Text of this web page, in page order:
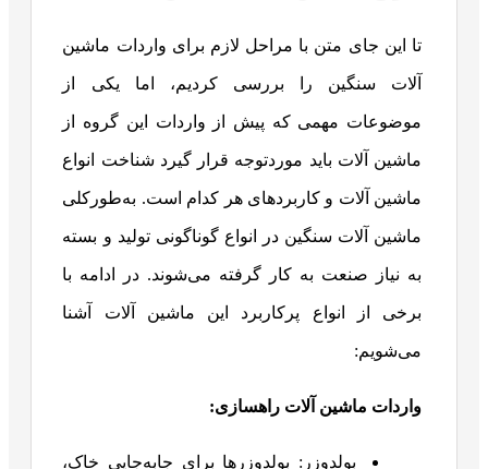
تا این جای متن با مراحل لازم برای واردات ماشین
آلات سنگین را بررسی کردیم، اما یکی از
موضوعات مهمی که پیش از واردات این گروه از
ماشین آلات باید موردتوجه قرار گیرد شناخت انواع
ماشین آلات و کاربردهای هر کدام است. به‌طورکلی
ماشین آلات سنگین در انواع گوناگونی تولید و بسته
به نیاز صنعت به کار گرفته می‌شوند. در ادامه با
برخی از انواع پرکاربرد این ماشین آلات آشنا
می‌شویم:
واردات ماشین آلات راهسازی:
بولدوزر: بولدوزرها برای جابه‌جایی خاک،